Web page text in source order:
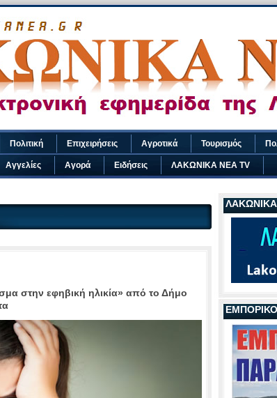
ΛΑΚΩΝΙΚΑ
στην εφηβική ηλικία» από το Δήμο
Πολιτική Επιχειρήσεις Αγροτικά Τουρισμός
Αγγελίες Αγορά Ειδήσεις ΛΑΚΩΝΙΚΑ ΝΕΑ TV